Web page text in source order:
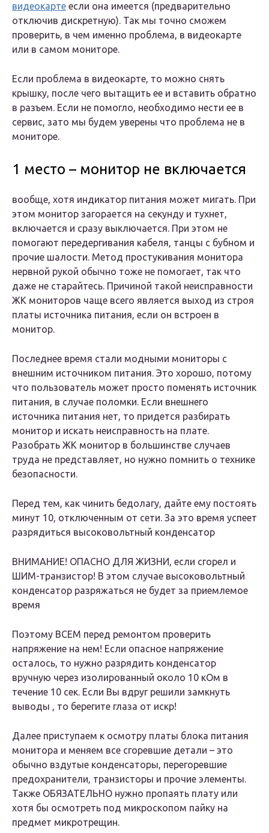
видеокарте если она имеется (предварительно
отключив дискретную). Так мы точно сможем
проверить, в чем именно проблема, в видеокарте
или в самом мониторе.
Если проблема в видеокарте, то можно снять
крышку, после чего вытащить ее и вставить обратно
в разъем. Если не помогло, необходимо нести ее в
сервис, зато мы будем уверены что проблема не в
мониторе.
1 место – монитор не включается
вообще, хотя индикатор питания может мигать. При
этом монитор загорается на секунду и тухнет,
включается и сразу выключается. При этом не
помогают передергивания кабеля, танцы с бубном и
прочие шалости. Метод простукивания монитора
нервной рукой обычно тоже не помогает, так что
даже не старайтесь. Причиной такой неисправности
ЖК мониторов чаще всего является выход из строя
платы источника питания, если он встроен в
монитор.
Последнее время стали модными мониторы с
внешним источником питания. Это хорошо, потому
что пользователь может просто поменять источник
питания, в случае поломки. Если внешнего
источника питания нет, то придется разбирать
монитор и искать неисправность на плате.
Разобрать ЖК монитор в большинстве случаев
труда не представляет, но нужно помнить о технике
безопасности.
Перед тем, как чинить бедолагу, дайте ему постоять
минут 10, отключенным от сети. За это время успеет
разрядиться высоковольтный конденсатор
ВНИМАНИЕ! ОПАСНО ДЛЯ ЖИЗНИ, если сгорел и
ШИМ-транзистор! В этом случае высоковольтный
конденсатор разряжаться не будет за приемлемое
время
Поэтому ВСЕМ перед ремонтом проверить
напряжение на нем! Если опасное напряжение
осталось, то нужно разрядить конденсатор
вручную через изолированный около 10 кОм в
течение 10 сек. Если Вы вдруг решили замкнуть
выводы , то берегите глаза от искр!
Далее приступаем к осмотру платы блока питания
монитора и меняем все сгоревшие детали – это
обычно вздутые конденсаторы, перегоревшие
предохранители, транзисторы и прочие элементы.
Также ОБЯЗАТЕЛЬНО нужно пропаять плату или
хотя бы осмотреть под микроскопом пайку на
предмет микротрещин.